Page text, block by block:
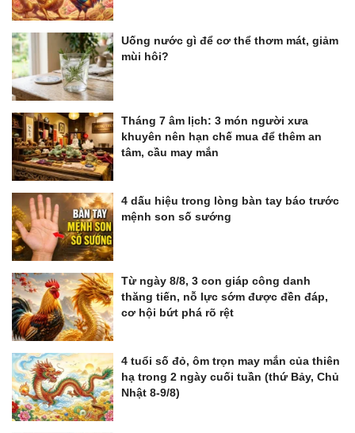
Uống nước gì để cơ thể thơm mát, giảm
mùi hôi?
Tháng 7 âm lịch: 3 món người xưa
khuyên nên hạn chế mua để thêm an
tâm, cầu may mắn
4 dấu hiệu trong lòng bàn tay báo trước
mệnh son số sướng
Từ ngày 8/8, 3 con giáp công danh
thăng tiến, nỗ lực sớm được đền đáp,
cơ hội bứt phá rõ rệt
4 tuổi số đỏ, ôm trọn may mắn của thiên
hạ trong 2 ngày cuối tuần (thứ Bảy, Chủ
Nhật 8-9/8)